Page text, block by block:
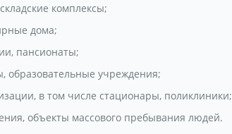
комплексы;
дома;
пансионаты;
образовательные учреждения;
в том числе стационары, поликлиники;
объекты массового пребывания людей.